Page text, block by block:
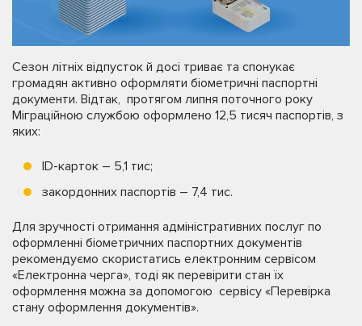
Сезон літніх відпусток й досі триває та спонукає
громадян активно оформляти біометричні паспортні
документи. Відтак, протягом липня поточного року
Міграційною службою оформлено 12,5 тисяч паспортів, з
яких:
ID-карток – 5,1 тис;
закордонних паспортів – 7,4 тис.
Для зручності отримання адміністративних послуг по
оформленні біометричних паспортних документів
рекомендуємо скористатись електронним сервісом
«Електронна черга», тоді як перевірити стан їх
оформлення можна за допомогою сервісу «Перевірка
стану оформлення документів».